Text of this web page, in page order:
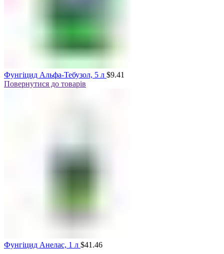
Фунгіцид Альфа-Тебузол, 5 л $9.41
Повернутися до товарів
Фунгіцид Анелас, 1 л $41.46